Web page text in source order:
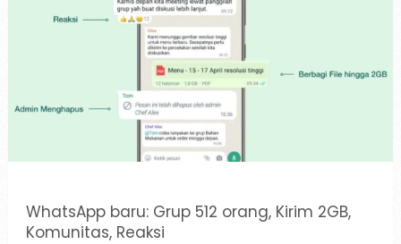
WhatsApp baru: Grup 512 orang, Kirim 2GB,
Komunitas, Reaksi